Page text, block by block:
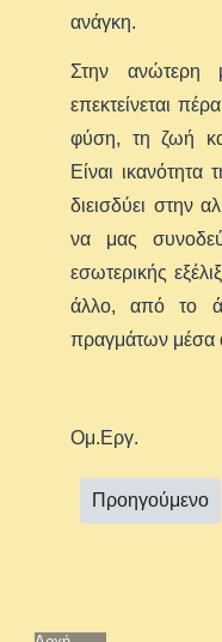
ανάγκη.
Στην ανώτερη
επεκτείνεται
φύση, τη ζωή
Είναι
διεισδύει στην
να μας
εσωτερικής
άλλο, από το
πραγμάτων μέσα
Ομ.Εργ.
Προηγούμενο